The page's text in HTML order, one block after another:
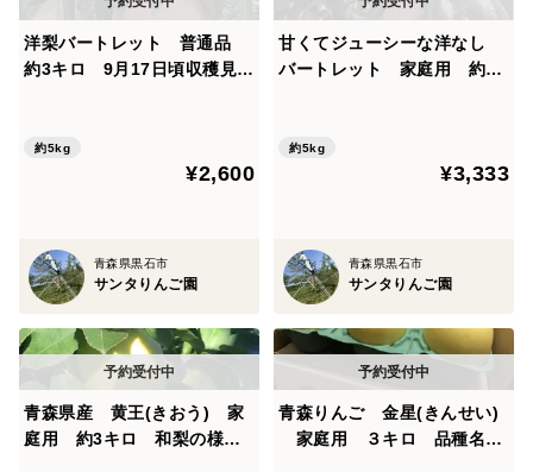
洋梨バートレット 普通品
約3キロ 9月17日頃収穫見込
約5kg
¥2,600
青森県黒石市
サンタりんご園
甘くてジューシーな洋なし
バートレット 家庭用 約5
約5kg
¥3,333
青森県黒石市
サンタりんご園
青森県産 黄王(きおう) 家
庭用 約3キロ 和梨の様な
青森りんご 金星(きんせい)
家庭用 ３キロ 品種名、